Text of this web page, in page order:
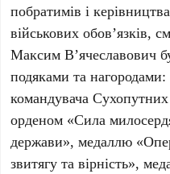
побратимів і
військових обов’язків,
Максим В’ячеславович
подяками та
командувача
орденом «Сила
держави», медаллю
звитягу та вірність»,